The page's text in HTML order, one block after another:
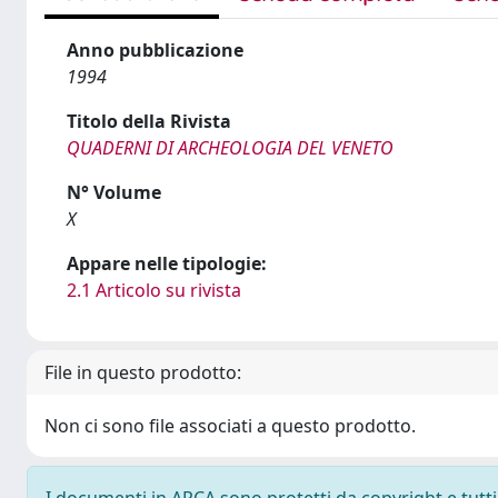
Anno pubblicazione
1994
Titolo della Rivista
QUADERNI DI ARCHEOLOGIA DEL VENETO
N° Volume
X
Appare nelle tipologie:
2.1 Articolo su rivista
File in questo prodotto:
Non ci sono file associati a questo prodotto.